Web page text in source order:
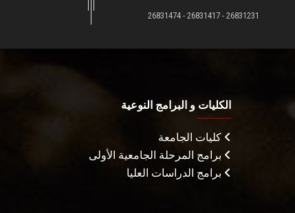
26831231 - 26831417 - 26831474
الكليات و البرامج النوعية
كليات الجامعة
برامج المرحلة الجامعية الأولى
برامج الدراسات العليا